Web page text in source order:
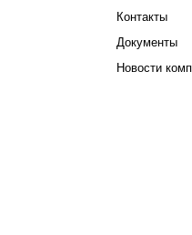
Контакты
Документы
Новости